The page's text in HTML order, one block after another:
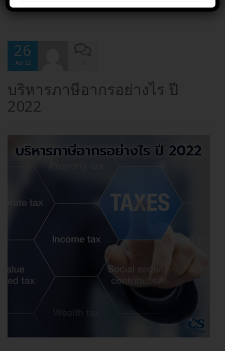
26
Apr 22
บริหารภาษีอากรอย่างไร ปี
2022